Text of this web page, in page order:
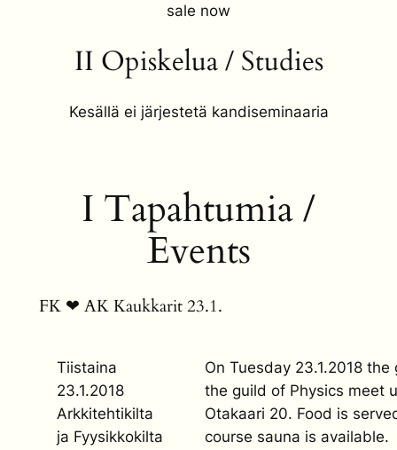
sale now
II Opiskelua / Studies
Kesällä ei järjestetä kandiseminaaria
I Tapahtumia /
Events
FK ❤ AK Kaukkarit 23.1.
Tiistaina
23.1.2018
Arkkitehtikilta
ja Fyysikkokilta
On Tuesday 23.1.2018
the guild of Physics meet
Otakaari 20. Food is
course sauna is available.